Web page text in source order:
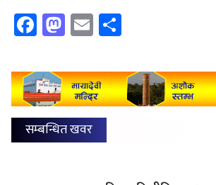
Facebook
Mastodon
Email
सम्बन्धित खवर